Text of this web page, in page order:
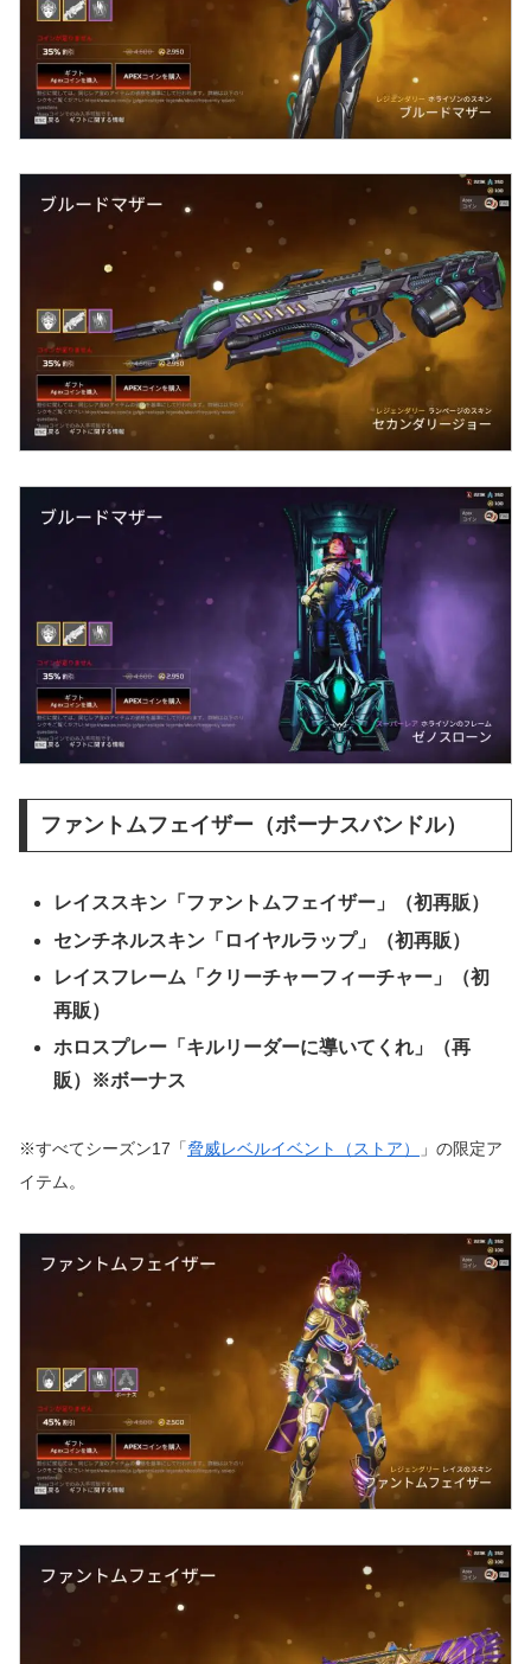
ファントムフェイザー（ボーナスバンドル）
レイススキン「ファントムフェイザー」（初再販）
センチネルスキン「ロイヤルラップ」（初再販）
レイスフレーム「クリーチャーフィーチャー」（初
再販）
ホロスプレー「キルリーダーに導いてくれ」（再
販）※ボーナス
※すべてシーズン17「脅威レベルイベント（ストア）
」の限定ア
イテム。